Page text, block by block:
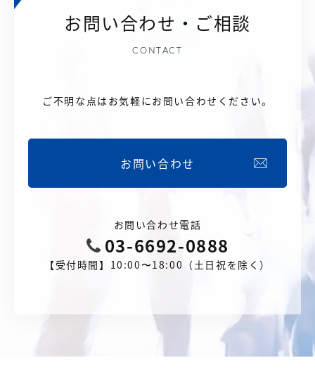
お問い合わせ・ご相談
CONTACT
ご不明な点はお気軽にお問い合わせください。
お問い合わせ
お問い合わせ電話
03-6692-0888
【受付時間】10:00〜18:00（土日祝を除く）